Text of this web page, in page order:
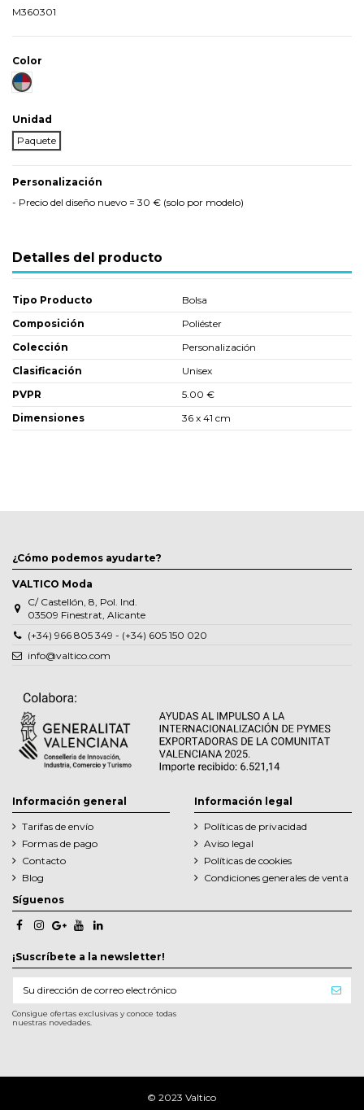
M360301
Color
Surtido
Unidad
Paquete
Personalización
- Precio del diseño nuevo = 30 € (solo por modelo)
Detalles del producto
Tipo Producto
Bolsa
Composición
Poliéster
Colección
Personalización
Clasificación
Unisex
PVPR
5.00 €
Dimensiones
36 x 41 cm
¿Cómo podemos ayudarte?
VALTICO Moda
C/ Castellón, 8, Pol. Ind.
03509 Finestrat, Alicante
(+34) 966 805 349 - (+34) 605 150 020
info@valtico.com
Información general
Tarifas de envío
Formas de pago
Contacto
Blog
Información legal
Políticas de privacidad
Aviso legal
Políticas de cookies
Condiciones generales de venta
Síguenos
¡Suscríbete a la newsletter!
Consigue ofertas exclusivas y conoce todas
nuestras novedades.
© 2023 Valtico